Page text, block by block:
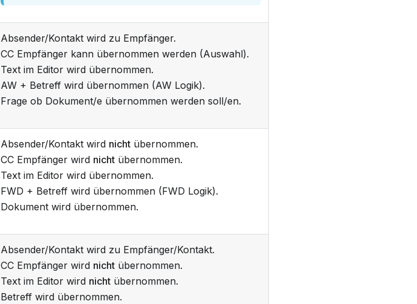
Absender/Kontakt wird zu Empfänger.
CC Empfänger kann übernommen werden (Auswahl).
Text im Editor wird übernommen.
AW + Betreff wird übernommen (AW Logik).
Frage ob Dokument/e übernommen werden soll/en.
Absender/Kontakt wird nicht übernommen.
CC Empfänger wird nicht übernommen.
Text im Editor wird übernommen.
FWD + Betreff wird übernommen (FWD Logik).
Dokument wird übernommen.
Absender/Kontakt wird zu Empfänger/Kontakt.
CC Empfänger wird nicht übernommen.
Text im Editor wird nicht übernommen.
Betreff wird übernommen.